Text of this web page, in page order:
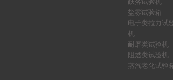
跌落试验机
盐雾试验箱
电子类拉力试
机
耐磨类试验机
阻燃类试验机
蒸汽老化试验